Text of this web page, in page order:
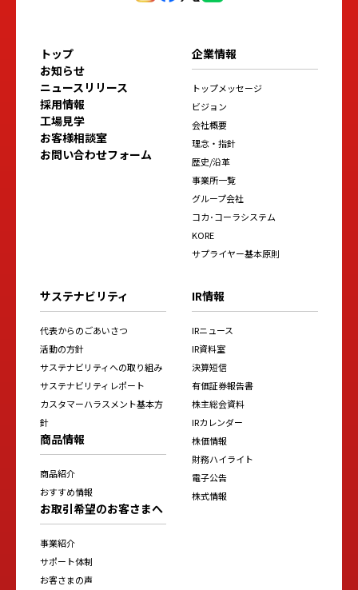
トップ
お知らせ
ニュースリリース
採用情報
工場見学
お客様相談室
お問い合わせフォーム
企業情報
トップメッセージ
ビジョン
会社概要
理念・指針
歴史/沿革
事業所一覧
グループ会社
コカ･コーラシステム
KORE
サプライヤー基本原則
サステナビリティ
代表からのごあいさつ
活動の方針
サステナビリティへの取り組み
サステナビリティレポート
カスタマーハラスメント基本方
針
商品情報
商品紹介
おすすめ情報
お取引希望のお客さまへ
事業紹介
サポート体制
お客さまの声
IR情報
IRニュース
IR資料室
決算短信
有価証券報告書
株主総会資料
IRカレンダー
株価情報
財務ハイライト
電子公告
株式情報